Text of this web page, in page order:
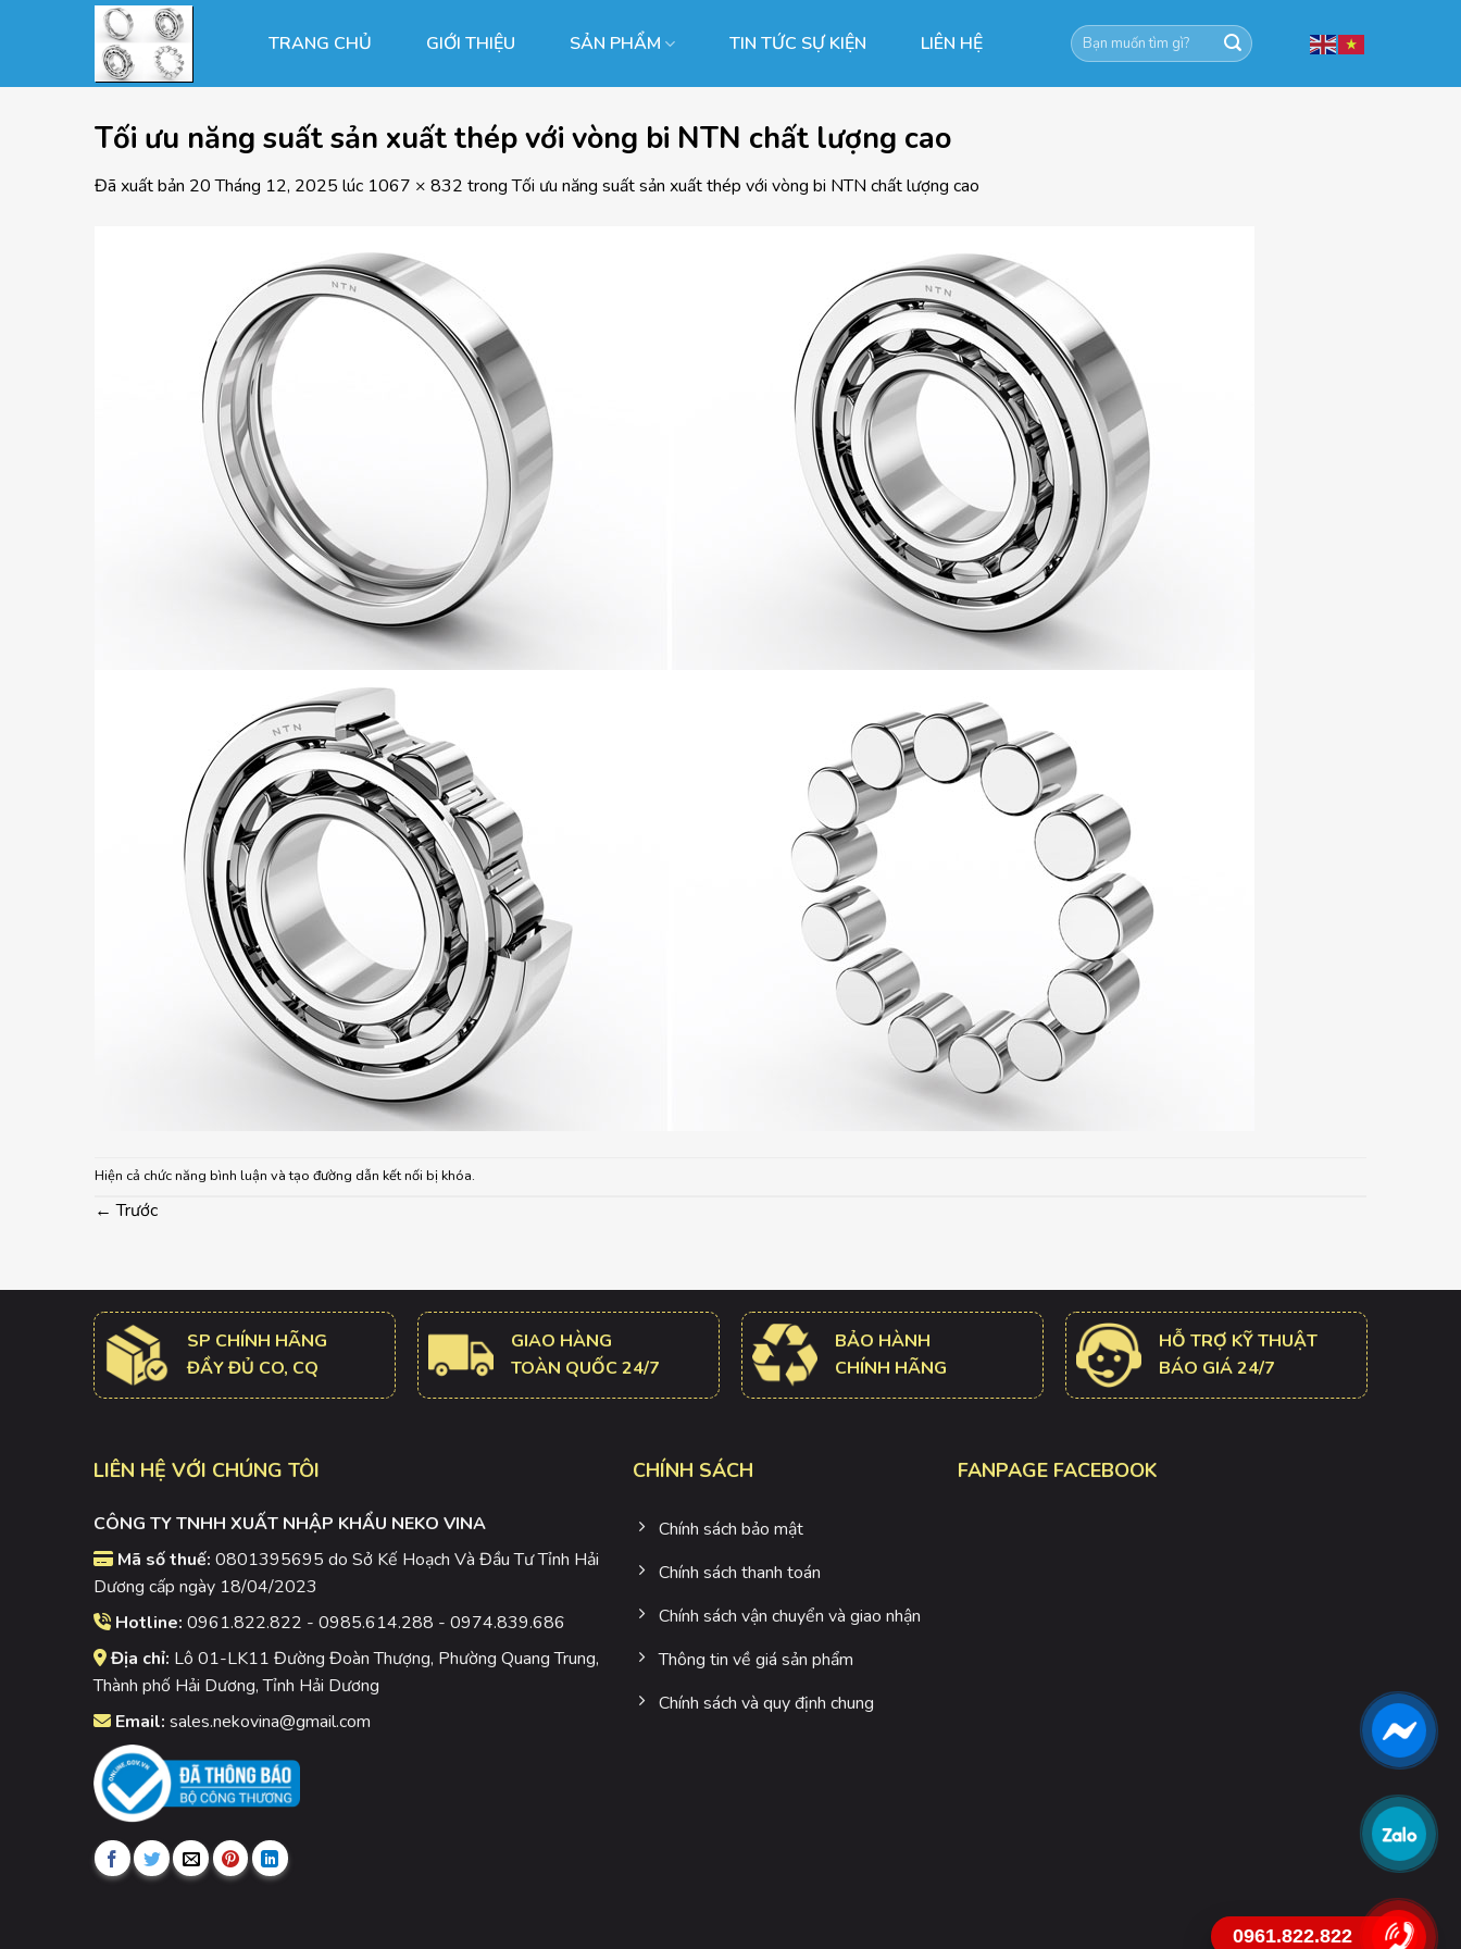
dung
TRANG CHỦ GIỚI THIỆU SẢN PHẨM TIN TỨC SỰ KIỆN LIÊN HỆ
Tìm
kiếm:
Tối ưu năng suất sản xuất thép với vòng bi NTN chất lượng cao
Đã xuất bản 20 Tháng 12, 2025 lúc 1067 × 832 trongTối ưu năng suất sản xuất thép với vòng bi NTN chất lượng cao
Hiện cả chức năng bình luận và tạo đường dẫn kết nối bị khóa.
← Trước
SP CHÍNH HÃNG
ĐẦY ĐỦ CO, CQ
GIAO HÀNG
TOÀN QUỐC 24/7
BẢO HÀNH
CHÍNH HÃNG
HỖ TRỢ KỸ THUẬT
BÁO GIÁ 24/7
LIÊN HỆ VỚI CHÚNG TÔI
CÔNG TY TNHH XUẤT NHẬP KHẨU NEKO VINA
Mã số thuế: 0801395695 do Sở Kế Hoạch Và Đầu Tư Tỉnh Hải
Dương cấp ngày 18/04/2023
Hotline: 0961.822.822 - 0985.614.288 - 0974.839.686
Địa chỉ: Lô 01-LK11 Đường Đoàn Thượng, Phường Quang Trung,
Thành phố Hải Dương, Tỉnh Hải Dương
Email: sales.nekovina@gmail.com
CHÍNH SÁCH
Chính sách bảo mật
Chính sách thanh toán
Chính sách vận chuyển và giao nhận
Thông tin về giá sản phẩm
Chính sách và quy định chung
FANPAGE FACEBOOK
0961.822.822